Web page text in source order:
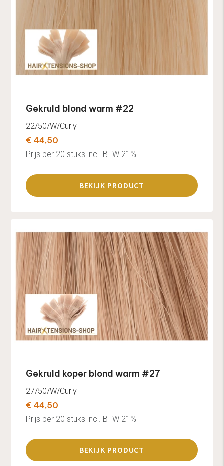
Gekruld blond warm #22
22/50/W/Curly
€ 44,50
Prijs per 20 stuks incl. BTW 21%
BEKIJK PRODUCT
Gekruld koper blond warm #27
27/50/W/Curly
€ 44,50
Prijs per 20 stuks incl. BTW 21%
BEKIJK PRODUCT